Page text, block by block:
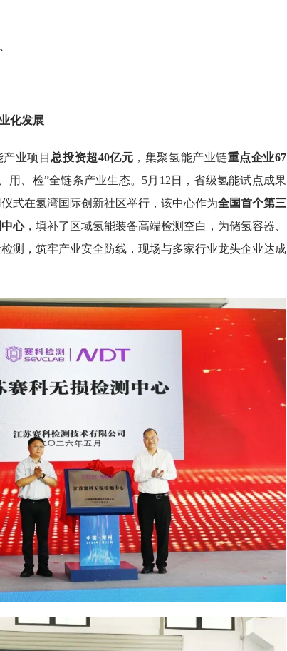
化发展
业项目 总投资超40亿元 ，集聚氢能产业链重点企业67
用、检”全链条产业生态。5月12日，省级氢能试点成果
式在氢湾国际创新社区举行，该中心作为全国首个第三
心，填补了区域氢能装备高端检测空白，为储氢容器、
测，筑牢产业安全防线，现场与多家行业龙头企业达成